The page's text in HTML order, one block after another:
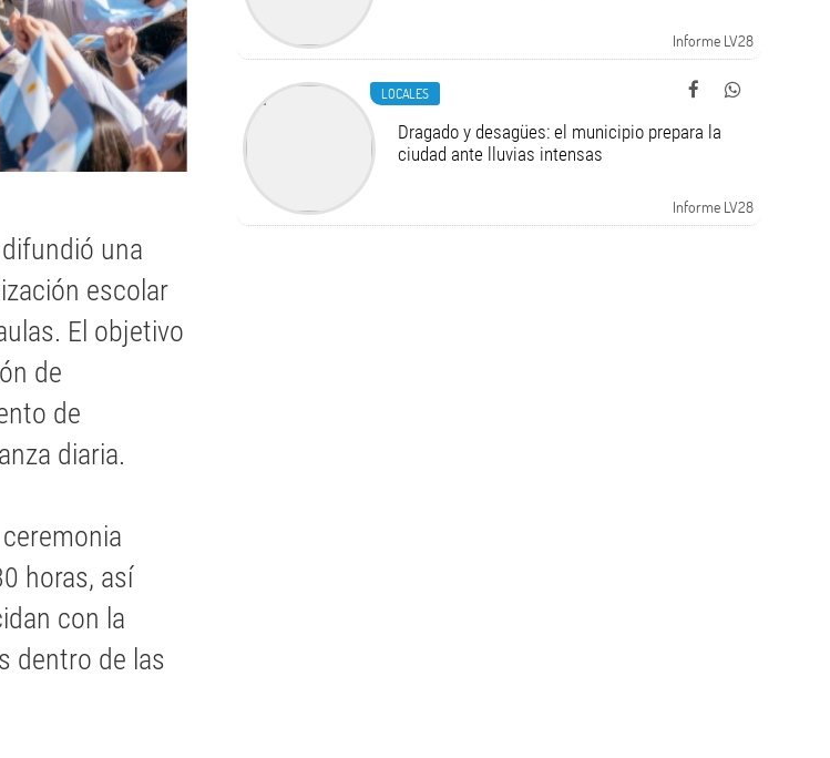
una
escolar
El objetivo
de
de
diaria.
horas, así
con la
dentro de las
Informe LV28
LOCALES
Dragado y desagües: el municipio prepara la
ciudad ante lluvias intensas
Informe LV28